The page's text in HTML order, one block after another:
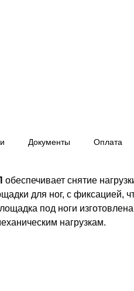
Документы Оплата
обеспечивает снятие
для ног, с фиксацией,
под ноги
нагрузкам.